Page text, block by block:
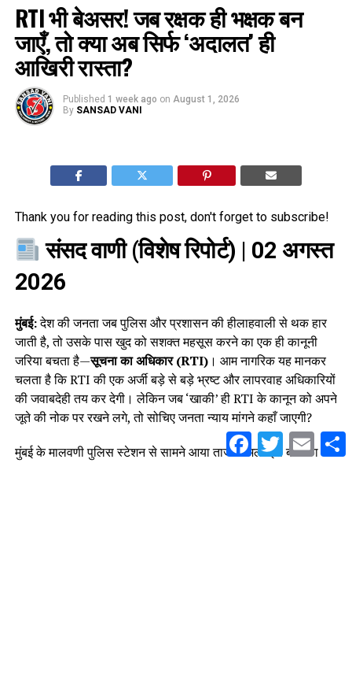
RTI भी बेअसर! जब रक्षक ही भक्षक बन
जाएँ, तो क्या अब सिर्फ ‘अदालत’ ही
आखिरी रास्ता?
Published 1 week ago on August 1, 2026
By SANSAD VANI
Thank you for reading this post, don't forget to subscribe!
संसद वाणी (विशेष रिपोर्ट) | 02 अगस्त
2026
मुंबई:देश की जनता जब पुलिस और प्रशासन की हीलाहवाली से थक हार
जाती है, तो उसके पास खुद को सशक्त महसूस करने का एक ही कानूनी
जरिया बचता है—सूचना का अधिकार (RTI)। आम नागरिक यह मानकर
चलता है कि RTI की एक अर्जी बड़े से बड़े भ्रष्ट और लापरवाह अधिकारियों
की जवाबदेही तय कर देगी। लेकिन जब ‘खाकी’ ही RTI के कानून को अपने
जूते की नोक पर रखने लगे, तो सोचिए जनता न्याय मांगने कहाँ जाएगी?
मुंबई के मालवणी पुलिस स्टेशन से सामने आया ताजा मामला इस बात का
FacebookTwitterEmail